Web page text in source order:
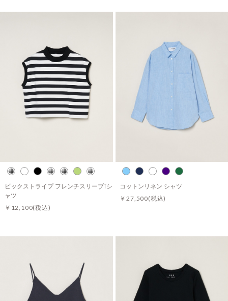
ビックストライプ フレンチスリーブTシ
ャツ
￥12,100(税込)
コットンリネン シャツ
￥27,500(税込)